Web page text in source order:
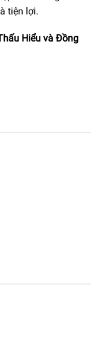
thép không gỉ chắc
toàn trong máy
tiện lợi.
Hiểu và Đồng